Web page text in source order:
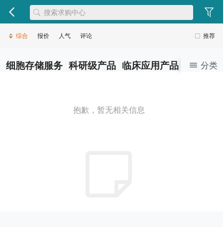
推荐
综合 报价 人气 评论
分类
细胞存储服务 科研级产品 临床应用产品 健康医
抱歉，暂无相关信息